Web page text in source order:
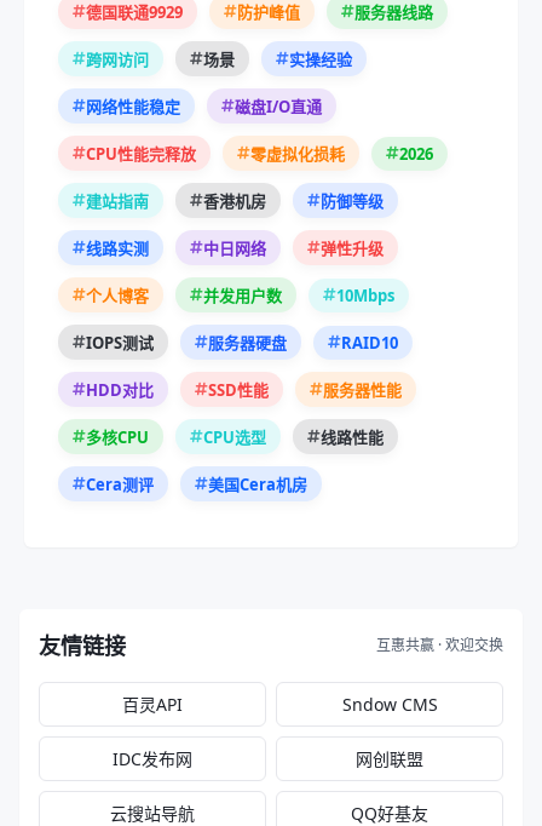
德国联通9929 防护峰值 服务器线路
跨网访问 场景 实操经验
网络性能稳定 磁盘I/O直通
CPU性能完释放 零虚拟化损耗 2026
建站指南 香港机房 防御等级
线路实测 中日网络 弹性升级
个人博客 并发用户数 10Mbps
IOPS测试 服务器硬盘 RAID10
HDD对比 SSD性能 服务器性能
多核CPU CPU选型 线路性能
Cera测评 美国Cera机房
友情链接 互惠共赢 · 欢迎交换
百灵API Sndow CMS
IDC发布网 网创联盟
云搜站导航 QQ好基友